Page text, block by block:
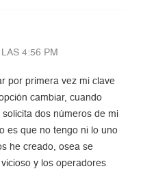
4:56 PM
por primera vez mi clave
cambiar, cuando
dos números de mi
es que no tengo ni lo uno
he creado, osea se
y los operadores